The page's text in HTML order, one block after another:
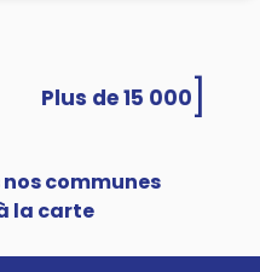
communes
la carte